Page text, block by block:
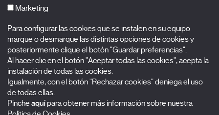
El Festival
Edición 2027
Noticias
Acreditaciones
Publicaciones
Marketing
Para configurar las cookies que se instalen en su equipo
marque o desmarque las distintas opciones de cookies y
posteriormente clique el botón "Guardar preferencias".
Al hacer clic en el botón "Aceptar todas las cookies", acepta la
instalación de todas las cookies.
Igualmente, con el botón "Rechazar cookies" deniega el uso
de todas ellas.
Pinche aquí para obtener más información sobre nuestra